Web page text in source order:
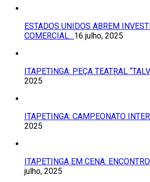
ESTADOS UNIDOS ABREM
COMERCIAL…16 julho, 2025
ITAPETINGA: PEÇA TEATRAL
2025
ITAPETINGA: CAMPEONATO
2025
ITAPETINGA EM CENA:
julho, 2025